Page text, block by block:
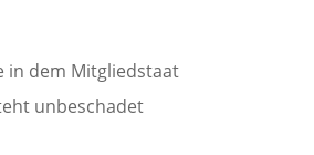
in dem Mitgliedstaat
unbeschadet